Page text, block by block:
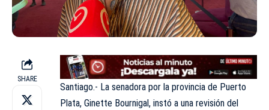
SHARE
Santiago.- La senadora por la provincia de Puerto
Plata, Ginette Bournigal, instó a una revisión del